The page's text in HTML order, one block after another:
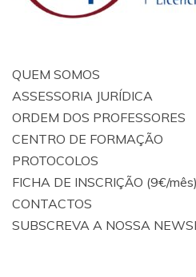
QUEM SOMOS
ASSESSORIA JURÍDICA
ORDEM DOS PROFESSORES
CENTRO DE FORMAÇÃO
PROTOCOLOS
FICHA DE INSCRIÇÃO (9€/mês)
CONTACTOS
SUBSCREVA A NOSSA